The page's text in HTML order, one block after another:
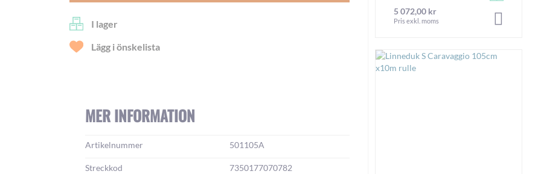
I lager
Lägg i önskelista
MER INFORMATION
Mer
Artikelnummer 501105A
Streckkod 7350177070782
5 072,00 kr
Pris exkl. moms